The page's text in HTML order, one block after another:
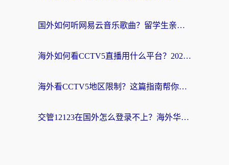
国外如何听网易云音乐歌曲？留学生亲测有效的回国加速方案
海外如何看CCTV5直播用什么平台？2026最新指南：看欧洲杯、中超、奥运不再卡
海外看CCTV5地区限制？这篇指南帮你流畅看欧洲杯、NBA还听中文解说
交管12123在国外怎么登录不上？海外华人必看的回国加速器选择指南